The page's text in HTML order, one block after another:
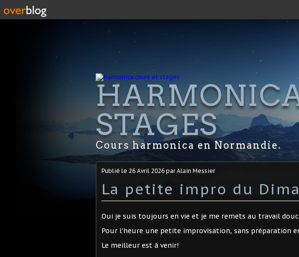
STAGES
Cours harmonica en Normandie.
Publié le 26 Avril 2026 par Alain Messier
La petite impro du
Oui je suis toujours en vie et je me remets au travail
Pour l'heure une petite improvisation, sans préparation
Le meilleur est à venir!